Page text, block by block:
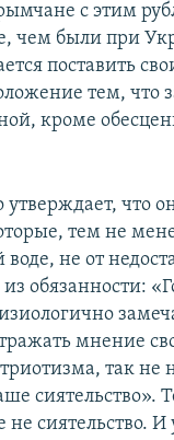
с этим
чем были при
поставить
тем, что
кроме
утверждает, что
тем не
не от
обязанности:
мнение
так не
сиятельство».
не сиятельство. И